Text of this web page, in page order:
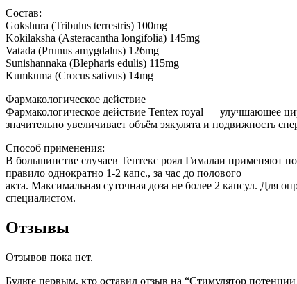
Состав:
Gokshura (Tribulus terrestris) 100mg
Kokilaksha (Asteracantha longifolia) 145mg
Vatada (Prunus amygdalus) 126mg
Sunishannaka (Blepharis edulis) 115mg
Kumkuma (Crocus sativus) 14mg
Фармакологическое действие
Фармакологическое действие Tentex royal — улучшающее
значительно увеличивает объём эякулята и подвижность
Способ применения:
В большинстве случаев Тентекс роял Гималаи применяют
правило однократно 1-2 капс., за час до полового
акта. Максимальная суточная доза не более 2 капсул. Для
специалистом.
Отзывы
Отзывов пока нет.
Будьте первым, кто оставил отзыв на “Стимулятор